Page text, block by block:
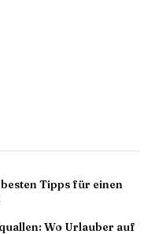
Tipps für einen
Wo Urlauber auf